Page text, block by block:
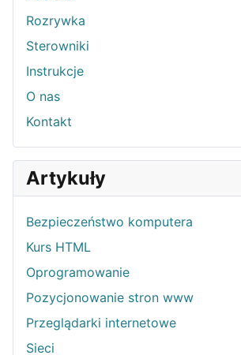
Rozrywka
Sterowniki
Instrukcje
O nas
Kontakt
Artykuły
Bezpieczeństwo komputera
Kurs HTML
Oprogramowanie
Pozycjonowanie stron www
Przeglądarki internetowe
Sieci